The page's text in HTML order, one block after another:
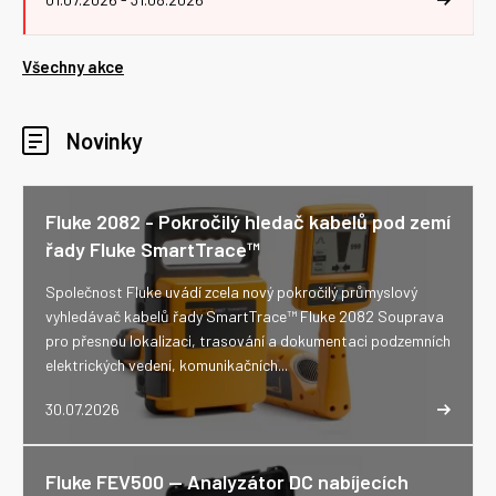
Všechny akce
Novinky
Fluke 2082 - Pokročilý hledač kabelů pod zemí
řady Fluke SmartTrace™
30.07.2026
Společnost Fluke uvádí zcela nový pokročilý průmyslový
vyhledávač kabelů řady SmartTrace™ Fluke 2082 Souprava
pro přesnou lokalizaci, trasování a dokumentaci podzemních
elektrických vedení, komunikačních...
Fluke FEV500 -- Analyzátor DC nabíjecích